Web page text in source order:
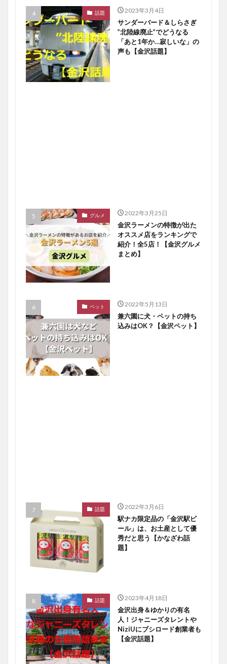
話題 2023年3月4日
サンダーバード＆しらさぎ
”北陸線廃止”でどうなる
「あと1年か…寂しいな」の
声も【金沢話題】
グルメ 2022年3月25日
金沢ラーメンの特徴が出た
オススメ店をランキングで
紹介！全5店！【金沢グルメ
まとめ】
ペット 2022年5月13日
兼六園に犬・ペットの持ち
込みはOK？【金沢ペット】
話題 2022年3月6日
駅ナカ限定品の「金沢駅ビ
ール」は、お土産として優
秀だと思う【かなざわ話
題】
話題 2023年4月18日
金沢出身＆ゆかりの有名
人！ジャニーズタレントや
NiziUにブシロード創業者も
【金沢話題】